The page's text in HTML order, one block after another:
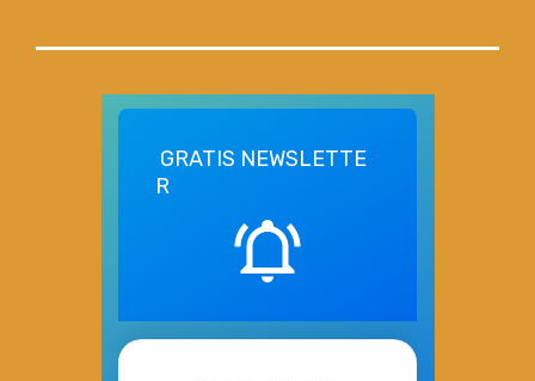
GRATIS NEWSLETTE
R